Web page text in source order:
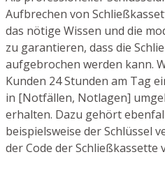
Aufbrechen von
das nötige Wissen und die
zu garantieren, dass die
aufgebrochen werden kann.
Kunden 24 Stunden am Tag
in [Notfällen, Notlagen]
erhalten. Dazu gehört
beispielsweise der Schlüssel
der Code der Schließkassette